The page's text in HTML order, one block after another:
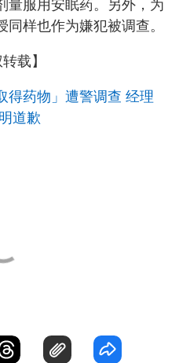
量服用安眠药。另外，为
样也作为嫌犯被调查。
载】
得药物」遭警调查 经理
道歉